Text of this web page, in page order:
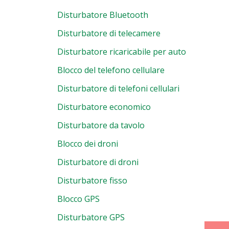
Disturbatore Bluetooth
Disturbatore di telecamere
Disturbatore ricaricabile per auto
Blocco del telefono cellulare
Disturbatore di telefoni cellulari
Disturbatore economico
Disturbatore da tavolo
Blocco dei droni
Disturbatore di droni
Disturbatore fisso
Blocco GPS
Disturbatore GPS